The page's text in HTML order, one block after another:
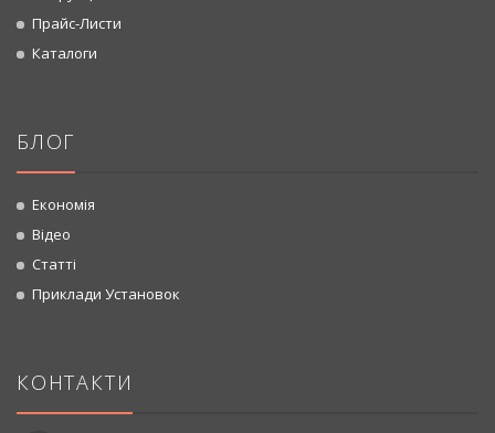
Прайс-Листи
Каталоги
БЛОГ
Економія
Відео
Статті
Приклади Установок
КОНТАКТИ